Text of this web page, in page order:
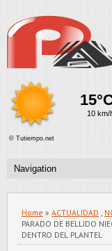
Home » ACTUALIDAD ,
PARADO DE BELLIDO
DENTRO DEL PLANTEL